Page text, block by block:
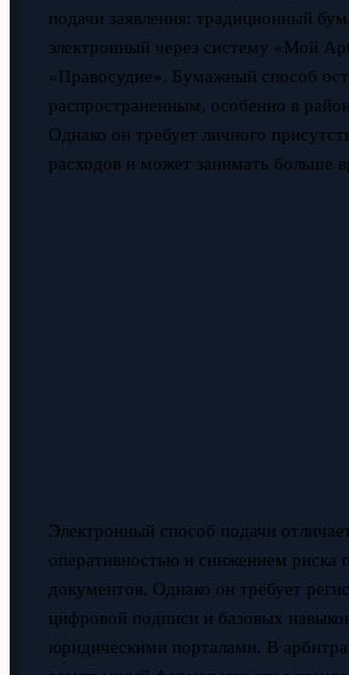
подачи заявления: традиционный
электронный через систему «Мой
«Правосудие». Бумажный способ
распространенным, особенно в
Однако он требует личного
расходов и может занимать больше
Электронный способ подачи
оперативностью и снижением риска
документов. Однако он требует
цифровой подписи и базовых
юридическими порталами. В